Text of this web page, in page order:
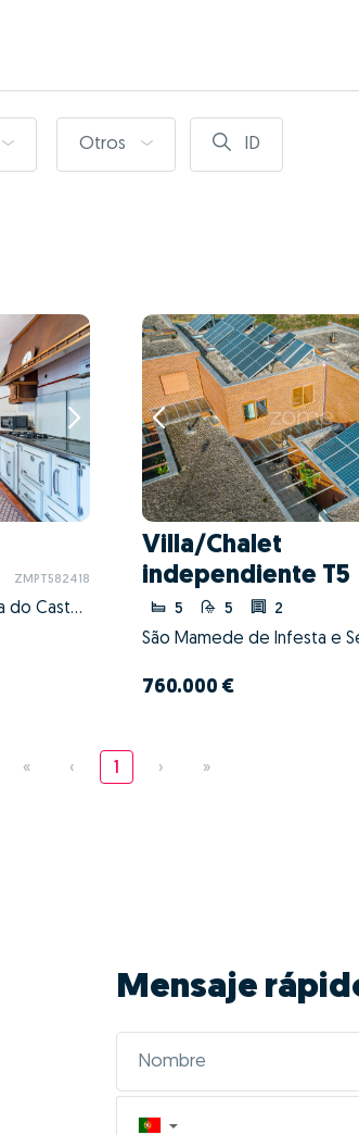
Otros ID
ZMPT582418
Vila e Roussas, Melgaço, Viana do Castelo
Villa/Chalet
independiente T5
5 5 2
760.000 €
« ‹ 1 › »
Mensaje
▼